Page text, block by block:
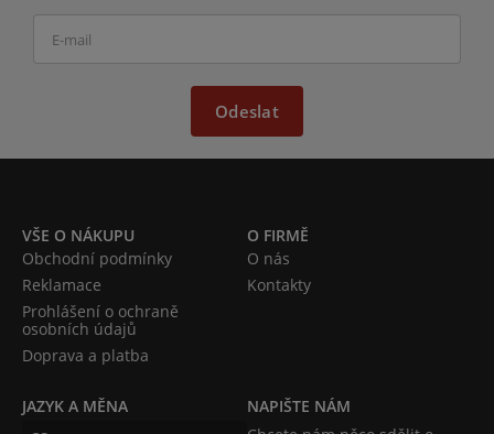
Odeslat
VŠE O NÁKUPU
Obchodní podmínky
Reklamace
Prohlášení o ochraně
osobních údajů
Doprava a platba
O FIRMĚ
O nás
Kontakty
JAZYK A MĚNA
NAPIŠTE NÁM